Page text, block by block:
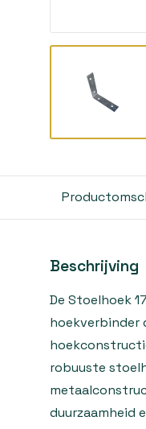
Beschrijving
De Stoelhoek
hoekverbinder
robuuste
duurzaamheid